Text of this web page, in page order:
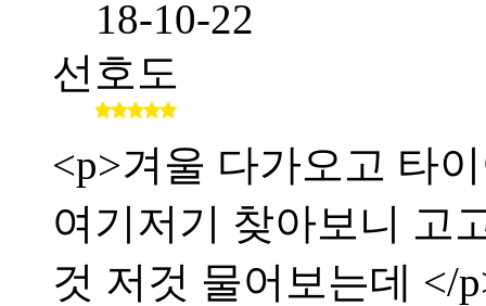
18-10-22
선호도
<p>겨울 다가오고 타
여기저기 찾아보니 고
것 저것 물어보는데 </